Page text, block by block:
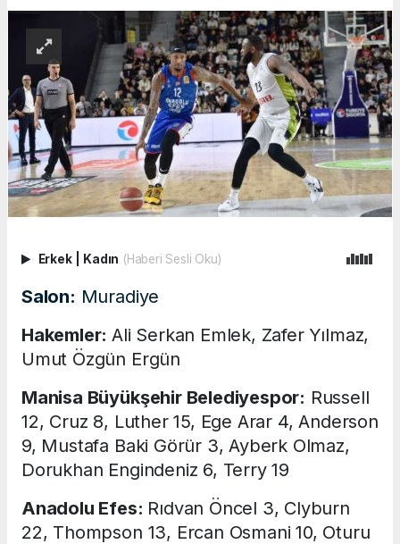
Erkek Kadın (Haberi Sesli Oku)
Salon: Muradiye
Hakemler:Ali Serkan Emlek, Zafer Yılmaz,
Umut Özgün Ergün
Manisa Büyükşehir Belediyespor: Russell
12, Cruz 8, Luther 15, Ege Arar 4, Anderson
9, Mustafa Baki Görür 3, Ayberk Olmaz,
Dorukhan Engindeniz 6, Terry 19
Anadolu Efes: Rıdvan Öncel 3, Clyburn
22, Thompson 13, Ercan Osmani 10, Oturu